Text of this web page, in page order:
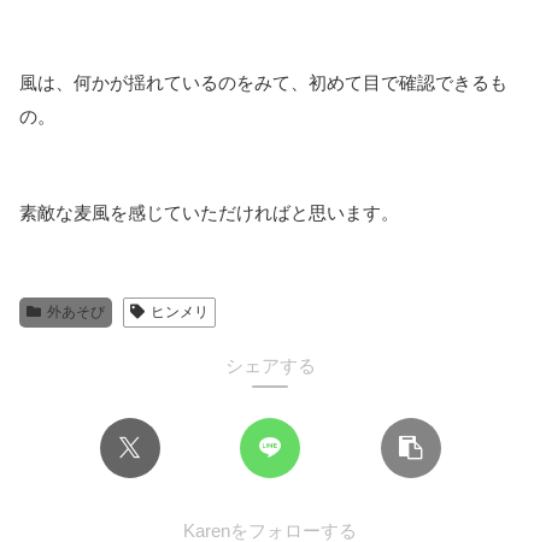
風は、何かが揺れているのをみて、初めて目で確認できるも
の。
素敵な麦風を感じていただければと思います。
外あそび ヒンメリ
シェアする
Karenをフォローする